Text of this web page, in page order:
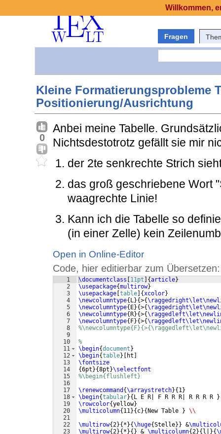
Fragen
Kleine Formatierungsprobleme
Positionierung/Ausrichtung
0
Anbei meine Tabelle.
Nichtsdestotrotz gefällt sie mir
der 2te senkrechte Strich
das groß geschriebene Wort
waagrechte Linie!
Kann ich die Tabelle so
(in einer Zelle) kein
Open in Online-Editor
Code, hier editierbar zum Übersetzen:
1
2
3
4
5
6
7
8
9
10
11
12
13
14
15
16
17
18
19
20
21
22
23
\documentclass 11pt {article}
\usepackage{multirow}
\usepackage table {xcolor}
\newcolumntype{ L}{>{
\newcolumntype{ E}{>{
\newcolumntype{ R}{>{
\newcolumntype{ F}{>{
%
\begin{document }
\begin{table} ht
\fontsize
{6pt }{8pt }\selectfont
%\begin{flushleft}
\renewcommand {\arraystretch}{ 1}
\begin{tabular}{ L E R| F R R R| R R R R
}
\rowcolor{yellow}
\multicolumn{ 11}{ c}{ New Table } \\
\multirow{2}{ * }{\huge{Stelle}} &
\multirow{2}{ * }{ } & \multicolumn{2}{ l| }{
Willkommen,